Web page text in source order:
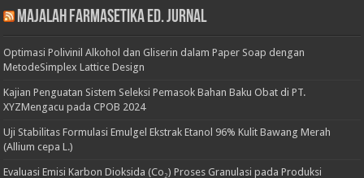
Majalah Farmasetika Ed. Jurnal
Optimasi Polivinil Alkohol dan Gliserin dalam Paper Soap dengan
MetodeSimplex Lattice Design
Kajian Penguatan Sistem Seleksi Pemasok Bahan Baku Obat di PT.
XYZMengacu pada CPOB 2024
Uji Stabilitas Formulasi Emulgel Ekstrak Etanol 96% Kulit Bawang Merah
(Allium cepa L.)
Evaluasi Emisi Karbon Dioksida (Co₂) Proses Granulasi pada Produksi